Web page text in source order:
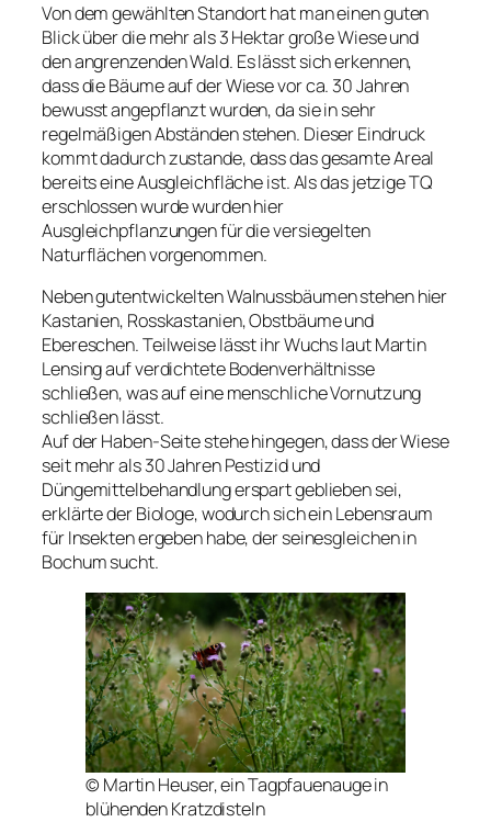
Von dem gewählten Standort hat man einen guten
Blick über die mehr als 3 Hektar große Wiese und
den angrenzenden Wald. Es lässt sich erkennen,
dass die Bäume auf der Wiese vor ca. 30 Jahren
bewusst angepflanzt wurden, da sie in sehr
regelmäßigen Abständen stehen. Dieser Eindruck
kommt dadurch zustande, dass das gesamte Areal
bereits eine Ausgleichfläche ist. Als das jetzige TQ
erschlossen wurde wurden hier
Ausgleichpflanzungen für die versiegelten
Naturflächen vorgenommen.
Neben gutentwickelten Walnussbäumen stehen hier
Kastanien, Rosskastanien, Obstbäume und
Ebereschen. Teilweise lässt ihr Wuchs laut Martin
Lensing auf verdichtete Bodenverhältnisse
schließen, was auf eine menschliche Vornutzung
schließen lässt.
Auf der Haben-Seite stehe hingegen, dass der Wiese
seit mehr als 30 Jahren Pestizid und
Düngemittelbehandlung erspart geblieben sei,
erklärte der Biologe, wodurch sich ein Lebensraum
für Insekten ergeben habe, der seinesgleichen in
Bochum sucht.
© Martin Heuser, ein Tagpfauenauge in
blühenden Kratzdisteln